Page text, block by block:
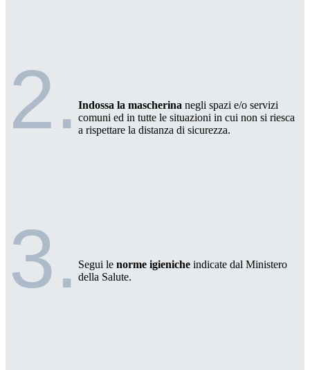
2. Indossa la mascherina negli spazi e/o servizi
comuni ed in tutte le situazioni in cui non si riesca
a rispettare la distanza di sicurezza.
3. Segui le norme igieniche indicate dal Ministero
della Salute.